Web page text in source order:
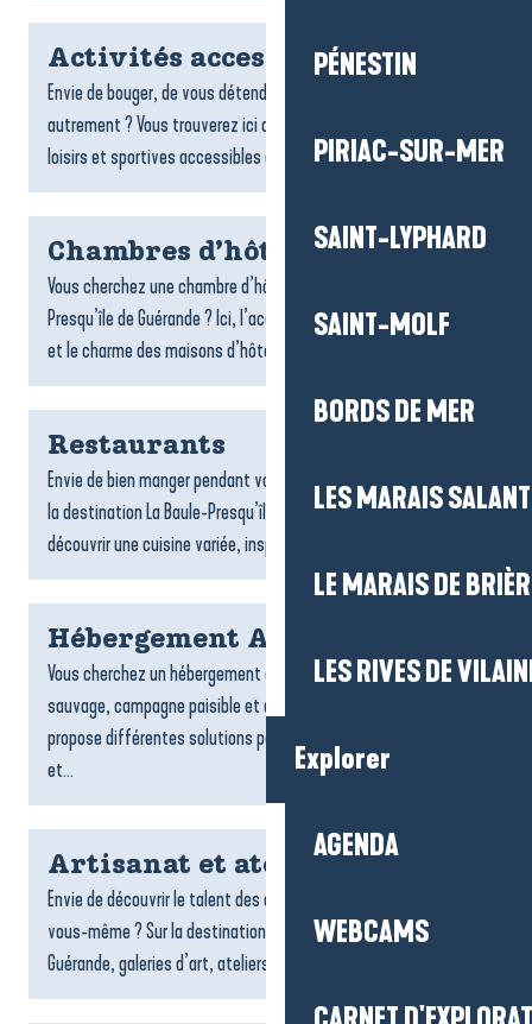
PÉNESTIN
PIRIAC-SUR-MER
SAINT-LYPHARD
SAINT-MOLF
BORDS DE MER
LES MARAIS
LE MARAIS DE
LES RIVES DE
Explorer
AGENDA
WEBCAMS
Activités accessibles
Envie de bouger, de vous détendre ou de découvrir le territoire
autrement ? Vous trouverez ici de nombreuses activités de
loisirs et sportives accessibles aux personnes à...
Chambres d’hôtes
Vous cherchez une chambre d’hôtes sur la destination La Baule-
Presqu’île de Guérande ? Ici, l’accueil chaleureux, la convivialité
et le charme des maisons d’hôtes font toute la...
Restaurants
Envie de bien manger pendant votre séjour ? Les restaurants de
la destination La Baule-Presqu’île de Guérande vous invitent à
découvrir une cuisine variée, inspirée par...
Hébergement Assérac
Vous cherchez un hébergement à Assérac ? Entre littoral
sauvage, campagne paisible et douceur de vivre, Assérac
propose différentes solutions pour profiter d’un séjour calme
et...
Artisanat et ateliers créatifs
Envie de découvrir le talent des artisans locaux ou de créer
vous-même ? Sur la destination La Baule-Presqu’île de
Guérande, galeries d’art, ateliers et espaces créatifs vous...